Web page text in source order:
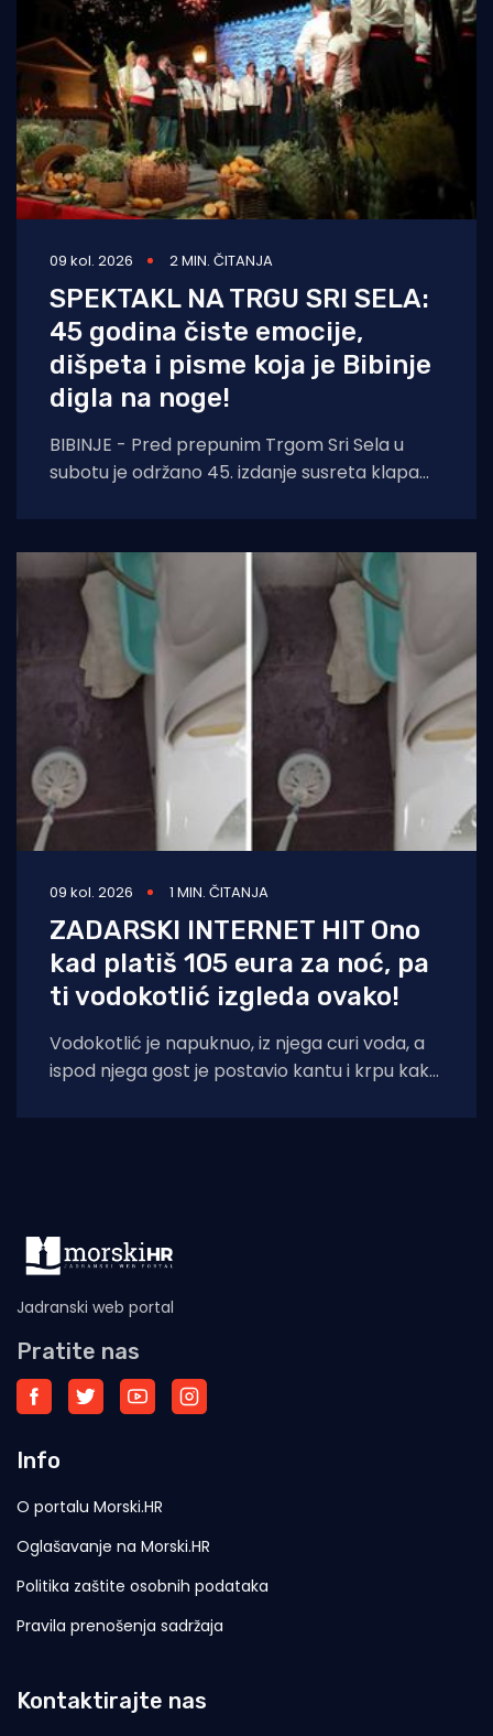
09 kol. 2026 2 MIN. ČITANJA
SPEKTAKL NA TRGU SRI SELA:
45 godina čiste emocije,
dišpeta i pisme koja je Bibinje
digla na noge!
BIBINJE - Pred prepunim Trgom Sri Sela u
subotu je održano 45. izdanje susreta klapa
09 kol. 2026 1 MIN. ČITANJA
ZADARSKI INTERNET HIT Ono
kad platiš 105 eura za noć, pa
ti vodokotlić izgleda ovako!
Vodokotlić je napuknuo, iz njega curi voda, a
ispod njega gost je postavio kantu i krpu kako
Jadranski web portal
Pratite nas
Info
O portalu Morski.HR
Oglašavanje na Morski.HR
Politika zaštite osobnih podataka
Pravila prenošenja sadržaja
Kontaktirajte nas